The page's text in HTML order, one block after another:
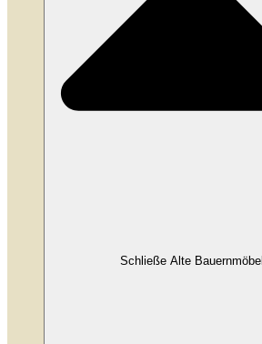
Schließe Alte Bauernmöbel